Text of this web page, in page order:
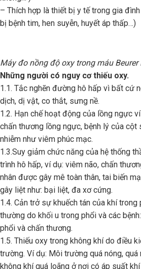
– Thích hợp là thiết bị y tế trong gia đình
bị bệnh tim, hen suyễn, huyết áp thấp…)
Máy đo nồng độ oxy trong máu Beurer
Những người có nguy cơ thiếu oxy.
1.1. Tắc nghẽn đường hô hấp vì bất cứ
dịch, dị vật, co thắt, sưng nề.
1.2. Hạn chế hoạt động của lồng ngực
chấn thương lồng ngực, bệnh lý của cột
nhiễm như viêm phúc mạc.
1.3.Suy giảm chức năng của hệ thống
trình hô hấp, ví dụ: viêm não, chấn
nhân được gây mê toàn thân, tai biến
gây liệt như: bại liệt, đa xơ cứng.
1.4. Cản trở sự khuếch tán của khí trong
thường do khối u trong phổi và các
phổi và chấn thương.
1.5. Thiếu oxy trong không khí do điều
trường. Ví dụ: Môi trường quá nóng,
không khí quá loãng ở nơi có áp suất